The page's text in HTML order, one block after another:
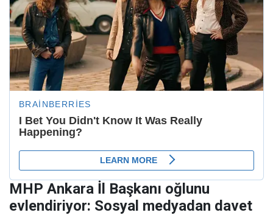
MHP Ankara İl Başkanı oğlunu
evlendiriyor: Sosyal medyadan davet